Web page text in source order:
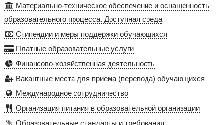
Материально-техническое обеспечение и оснащенность
образовательного процесса. Доступная среда
Стипендии и меры поддержки обучающихся
Платные образовательные услуги
Финансово-хозяйственная деятельность
Вакантные места для приема (перевода) обучающихся
Международное сотрудничество
Организация питания в образовательной организации
Образовательные стандарты и требования